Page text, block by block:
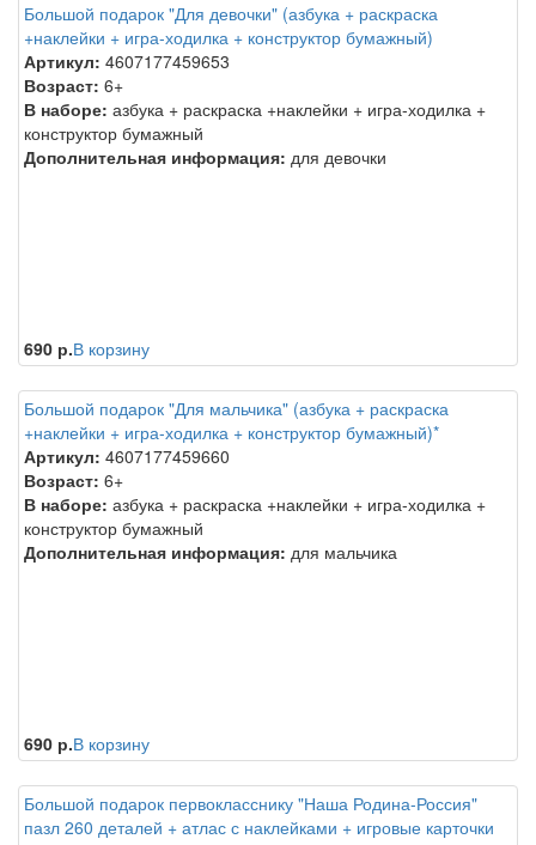
Большой подарок "Для девочки" (азбука + раскраска
+наклейки + игра-ходилка + конструктор бумажный)
Артикул: 4607177459653
Возраст: 6+
В наборе: азбука + раскраска +наклейки + игра-ходилка +
конструктор бумажный
Дополнительная информация: для девочки
690 р.В корзину
Большой подарок "Для мальчика" (азбука + раскраска
+наклейки + игра-ходилка + конструктор бумажный)*
Артикул: 4607177459660
Возраст: 6+
В наборе: азбука + раскраска +наклейки + игра-ходилка +
конструктор бумажный
Дополнительная информация: для мальчика
690 р.В корзину
Большой подарок первокласснику "Наша Родина-Россия"
пазл 260 деталей + атлас с наклейками + игровые карточки